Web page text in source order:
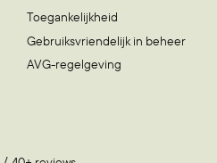
Toegankelijkheid
Gebruiksvriendelijk in beheer
AVG-regelgeving